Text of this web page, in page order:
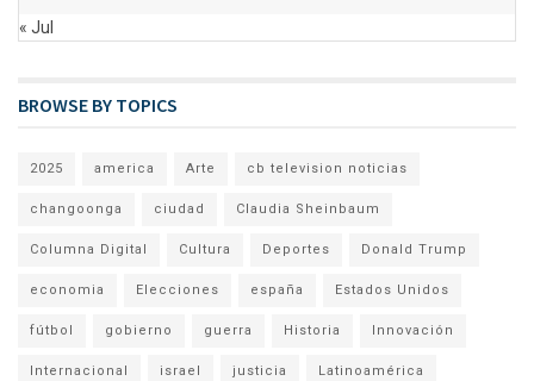
« Jul
BROWSE BY TOPICS
2025 america Arte cb television noticias
changoonga ciudad Claudia Sheinbaum
Columna Digital Cultura Deportes Donald Trump
economia Elecciones españa Estados Unidos
fútbol gobierno guerra Historia Innovación
Internacional israel justicia Latinoamérica